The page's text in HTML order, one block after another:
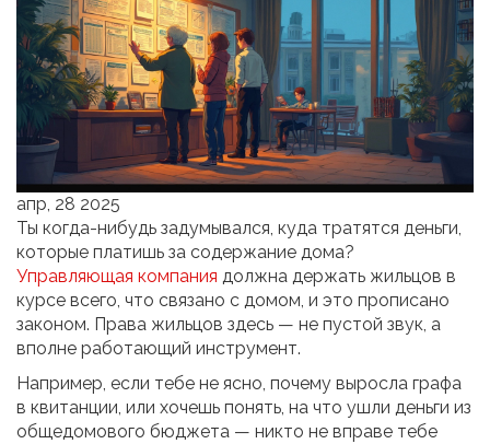
апр, 28 2025
Ты когда-нибудь задумывался, куда тратятся деньги,
которые платишь за содержание дома?
Управляющая компания должна держать жильцов в
курсе всего, что связано с домом, и это прописано
законом. Права жильцов здесь — не пустой звук, а
вполне работающий инструмент.
Например, если тебе не ясно, почему выросла графа
в квитанции, или хочешь понять, на что ушли деньги из
общедомового бюджета — никто не вправе тебе